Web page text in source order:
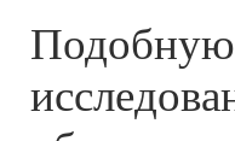
Подобную